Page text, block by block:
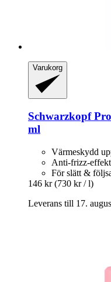
Varukorg
Schwarzkopf
ml
Värmeskydd
Anti-frizz-effekt
För slätt &
146 kr (730 kr / l)
Leverans till 17.